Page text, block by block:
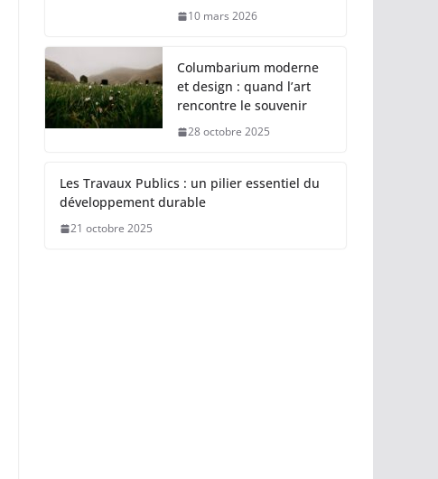
10 mars 2026
Columbarium moderne
et design : quand l’art
rencontre le souvenir
28 octobre 2025
Les Travaux Publics : un pilier essentiel du
développement durable
21 octobre 2025